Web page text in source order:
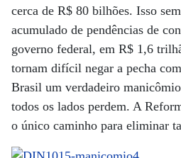
cerca de R$ 80 bilhões. Isso
acumulado de pendências de
governo federal, em R$ 1,6
tornam difícil negar a pecha
Brasil um verdadeiro
todos os lados perdem. A
o único caminho para eliminar